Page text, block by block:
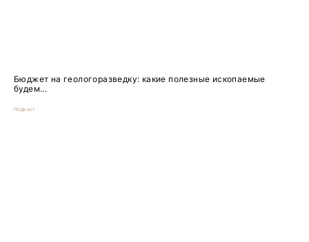
Бюджет на геологоразведку: какие полезные ископаемые
будем...
Подкаст